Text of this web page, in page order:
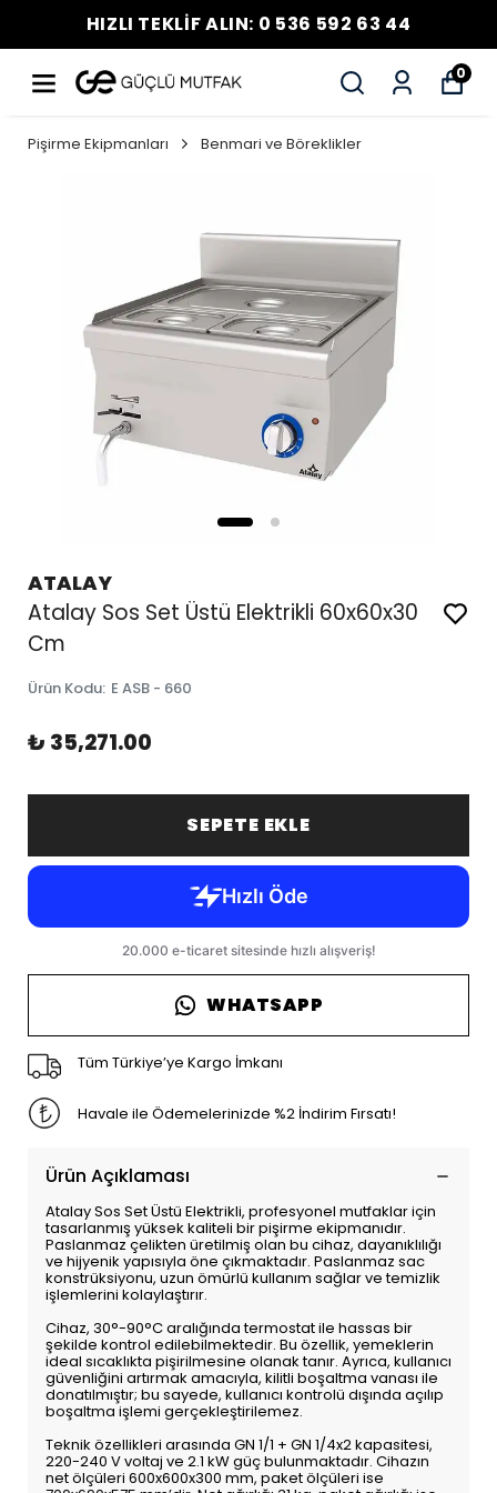
HIZLI TEKLİF ALIN: 0 536 592 63 44
0
Pişirme Ekipmanları Benmari ve Böreklikler
ATALAY
Atalay Sos Set Üstü Elektrikli 60x60x30
Cm
Ürün Kodu: E ASB - 660
₺ 35,271.00
SEPETE EKLE
WHATSAPP
Tüm Türkiye’ye Kargo İmkanı
Havale ile Ödemelerinizde %2 İndirim Fırsatı!
Ürün Açıklaması
Atalay Sos Set Üstü Elektrikli, profesyonel mutfaklar için
tasarlanmış yüksek kaliteli bir pişirme ekipmanıdır.
Paslanmaz çelikten üretilmiş olan bu cihaz, dayanıklılığı
ve hijyenik yapısıyla öne çıkmaktadır. Paslanmaz sac
konstrüksiyonu, uzun ömürlü kullanım sağlar ve temizlik
işlemlerini kolaylaştırır.
Cihaz, 30°-90°C aralığında termostat ile hassas bir
şekilde kontrol edilebilmektedir. Bu özellik, yemeklerin
ideal sıcaklıkta pişirilmesine olanak tanır. Ayrıca, kullanıcı
güvenliğini artırmak amacıyla, kilitli boşaltma vanası ile
donatılmıştır; bu sayede, kullanıcı kontrolü dışında açılıp
boşaltma işlemi gerçekleştirilemez.
Teknik özellikleri arasında GN 1/1 + GN 1/4x2 kapasitesi,
220-240 V voltaj ve 2.1 kW güç bulunmaktadır. Cihazın
net ölçüleri 600x600x300 mm, paket ölçüleri ise